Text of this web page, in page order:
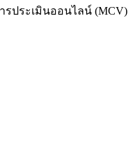
รประเมินออนไลน์ (MCV)